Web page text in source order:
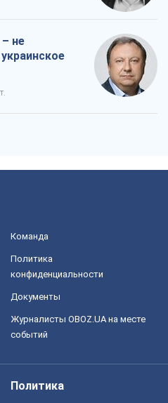
не
Команда
Политика
конфиденциальности
Документы
Журналисты OBOZ.UA на месте
событий
Политика